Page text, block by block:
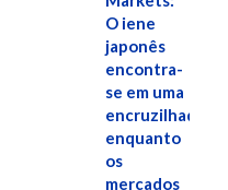
O iene
japonês
encontra-
se em uma
encruzilhada
enquanto
os
mercados